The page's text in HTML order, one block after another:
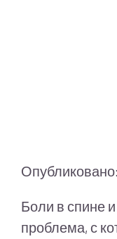
Опубликовано:
Боли в спине
проблема, с